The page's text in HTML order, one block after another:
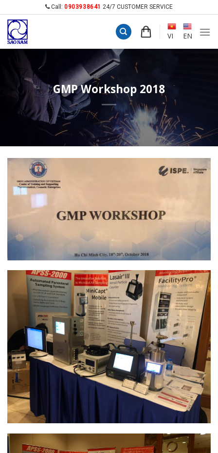
content
Call: 0903938641 24/7 CUSTOMER SERVICE
VI EN
GMP Workshop 2018